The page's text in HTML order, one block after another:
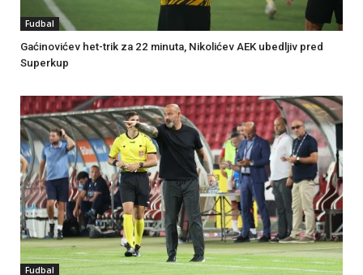
Fudbal
Gaćinovićev het-trik za 22 minuta, Nikolićev AEK ubedljiv pred
Superkup
Fudbal